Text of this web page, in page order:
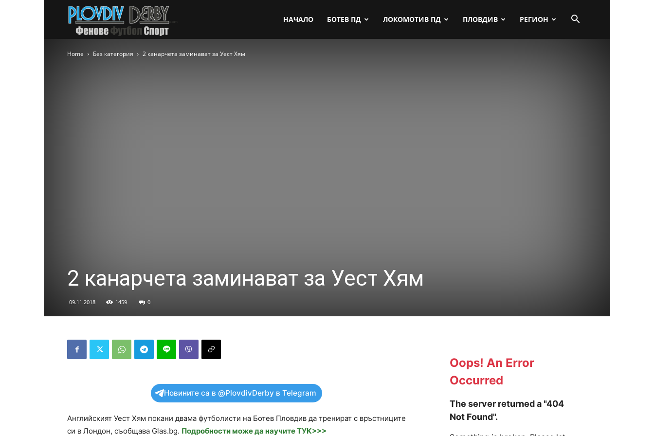
НАЧАЛО БОТЕВ ПД ЛОКОМОТИВ ПД ПЛОВДИВ РЕГИОН
Home Без категория 2 канарчета заминават за Уест Хям
2 канарчета заминават за Уест Хям
09.11.2018 1459 0
Новините са в @PlovdivDerby в Telegram
Английският Уест Хям покани двама футболисти на Ботев Пловдив да тренират с връстниците
си в Лондон, съобщава Glas.bg. Подробности може да научите ТУК>>>